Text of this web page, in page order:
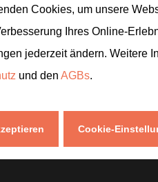
leicht gebräunt sind.
Knoblauch, Salz und Pfeffer
Knoblauch, Salz und Pfeffer
Cookies, um unsere
Ihres Online-
jederzeit ändern. Weitere
und den AGBs.
Cookie-